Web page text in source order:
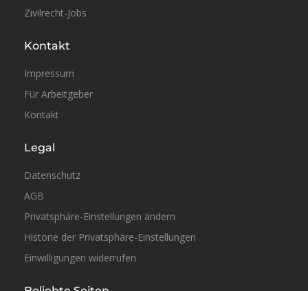
Zivilrecht-Jobs
Kontakt
Impressum
Für Arbeitgeber
Kontakt
Legal
Datenschutz
AGB
Privatsphäre-Einstellungen ändern
Historie der Privatsphäre-Einstellungen
Einwilligungen widerrufen